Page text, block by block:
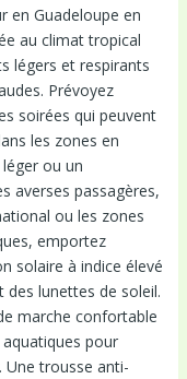
en Guadeloupe en
au climat tropical
légers et respirants
Prévoyez
soirées qui peuvent
les zones en
ou un
averses passagères,
ou les zones
emportez
solaire à indice élevé
des lunettes de soleil.
marche confortable
pour
Une trousse anti-